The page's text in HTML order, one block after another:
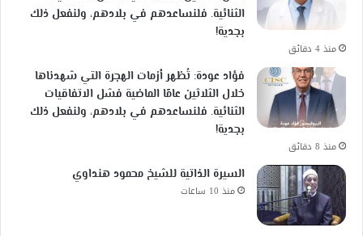
الثنائية. فلنساعدهم في بلادهم، ولنفعل ذلك
بجدية!
منذ 4 دقائق
فؤاد عودة: تُظهر أزمات الهجرة التي شهدناها
خلال الثلاثين عامًا الماضية فشل الاتفاقيات
الثنائية. فلنساعدهم في بلادهم، ولنفعل ذلك
بجدية!
منذ 8 دقائق
السيرة الذاتية للشيخ محمود هنداوي
منذ 10 ساعات